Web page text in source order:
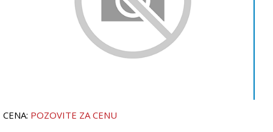
CENA: POZOVITE ZA CENU